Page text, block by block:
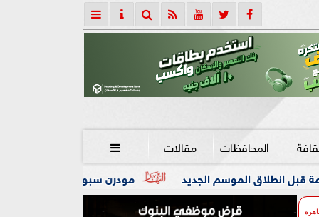
المحافظات مقالات 
مودرن سبورت التعاقد مع النچيري ايوديلي الجديد